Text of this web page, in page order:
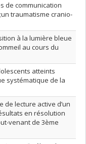
de communication
traumatisme cranio-
à la lumière bleue
au cours du
atteints
systématique de la
de lecture active d’un
en résolution
venant de 3ème